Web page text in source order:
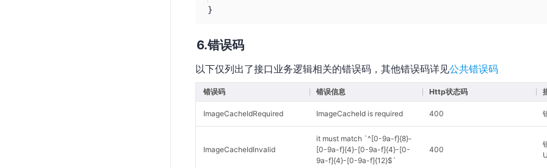
}
错误码
以下仅列出了接口业务逻辑相关的错误码，其他错误码详见公共错误码
错误码 错误信息 Http状态码
ImageCacheIdRequired ImageCacheId is required 400
ImageCacheIdInvalid
it must match `^[0-9a-f]{8}-
[0-9a-f]{4}-[0-9a-f]{4}-[0-
9a-f]{4}-[0-9a-f]{12}$`
400